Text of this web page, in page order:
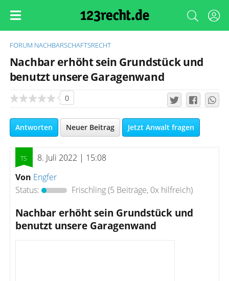
FORUM NACHBARSCHAFTSRECHT
Nachbar erhöht sein Grundstück und
benutzt unsere Garagenwand
0
Antworten Neuer Beitrag Jetzt Anwalt fragen
8. Juli 2022 | 15:08
Von Engfer
Status:
Frischling(5 Beiträge, 0x hilfreich)
Nachbar erhöht sein Grundstück und
benutzt unsere Garagenwand